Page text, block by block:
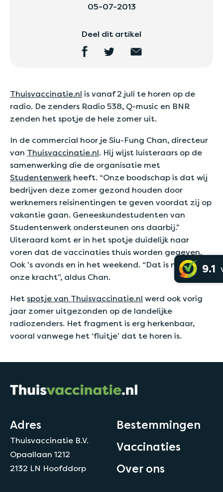
05-07-2013
Deel dit artikel
Thuisvaccinatie.nl is vanaf 2 juli te horen op de
radio. De zenders Radio 538, Q-music en BNR
zenden het spotje de hele zomer uit.
In de commercial hoor je Siu-Fung Chan, directeur
van Thuisvaccinatie.nl. Hij wijst luisteraars op de
samenwerking die de organisatie met
Studentenwerkheeft. “Onze boodschap is dat wij
bedrijven deze zomer gezond houden door
werknemers reisinentingen te geven voordat zij op
vakantie gaan. Geneeskundestudenten van
Studentenwerk ondersteunen ons daarbij.”
Uiteraard komt er in het spotje duidelijk naar
voren dat de vaccinaties thuis worden gegeven.
Ook ’s avonds en in het weekend. “Dat is natuurlijk
onze kracht”, aldus Chan.
Het spotje van Thuisvaccinatie.nl werd ook vorig
jaar zomer uitgezonden op de landelijke
radiozenders. Het fragment is erg herkenbaar,
vooral vanwege het ‘fluitje’ dat te horen is.
9.1
Adres
Thuisvaccinatie B.V.
Opaallaan 1212
2132 LN Hoofddorp
Bestemmingen
Vaccinaties
Over ons